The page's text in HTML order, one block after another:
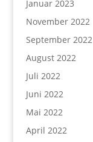
Januar 2023
November 2022
September 2022
August 2022
Juli 2022
Juni 2022
Mai 2022
April 2022